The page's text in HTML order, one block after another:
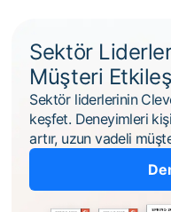
Sektör
Müşteri
Sektör liderlerinin
keşfet. Deneyimleri
artır, uzun vadeli